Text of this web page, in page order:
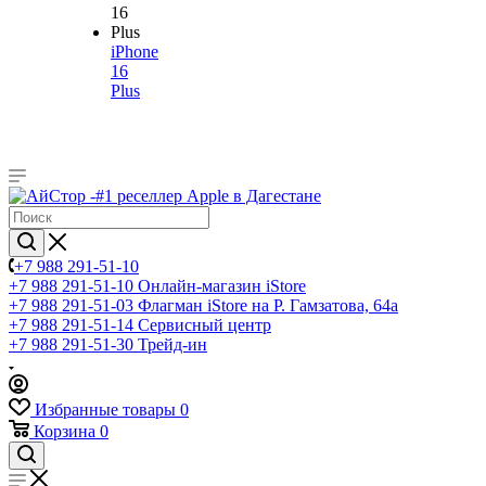
iPhone
16
Plus
+7 988 291-51-10
+7 988 291-51-10 Онлайн-магазин iStore
+7 988 291-51-03 Флагман iStore на Р. Гамзатова, 64а
+7 988 291-51-14 Сервисный центр
+7 988 291-51-30 Трейд-ин
Избранные товары 0
Корзина 0